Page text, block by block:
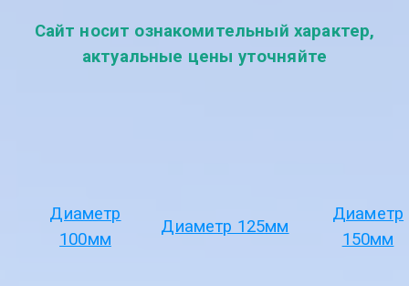
Сайт носит ознакомительный характер,
актуальные цены уточняйте
Диаметр
100мм
Диаметр 125мм
Диаметр
150мм